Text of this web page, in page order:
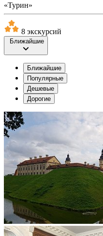
«Турин»
8 экскурсий
Ближайшие
Ближайшие
Популярные
Дешевые
Дорогие